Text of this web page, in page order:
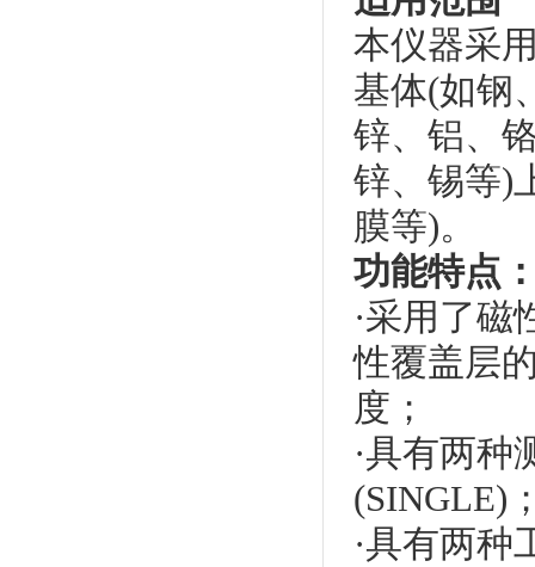
本仪器采
基体(如钢
锌、铝、
锌、锡等)
膜等)。
功能特点
·采用了
性覆盖层
度；
·具有两种
(SINGLE)
·具有两种